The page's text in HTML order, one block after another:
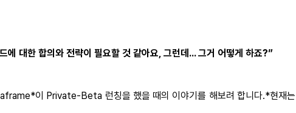
에 대한 합의와 전략이 필요할 것 같아요, 그런데... 그거 어떻게 하죠?”
이 Private-Beta 런칭을 했을 때의 이야기를 해보려 합니다.*현재